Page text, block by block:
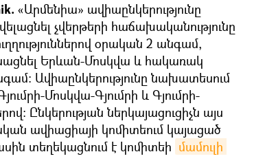
«Արմենիա» ավիաընկերությունը
չվերթերի հաճախականությունը
օրական 2 անգամ,
Երևան-Մոսկվա և հակառակ
Ավիաընկերությունը նախատեսում
Մոսկվա-Գյումրի և Գյումրի-
Ընկերության ներկայացուցիչն այս
ավիացիայի կոմիտեում կայացած
տեղեկացնում է կոմիտեի մամուլի